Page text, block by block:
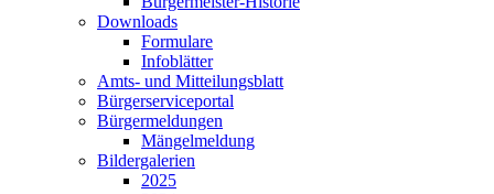
Downloads
Formulare
Infoblätter
Amts- und Mitteilungsblatt
Bürgerserviceportal
Bürgermeldungen
Mängelmeldung
Bildergalerien
2025